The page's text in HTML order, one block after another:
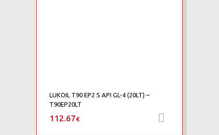
LUKOIL T90 EP2 S API GL-4 (20LT) –
T90EP20LT
112.67€